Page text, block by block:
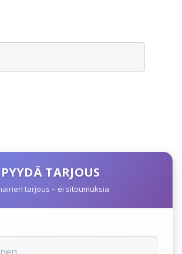
PYYDÄ TARJOUS
tarjous – ei sitoumuksia